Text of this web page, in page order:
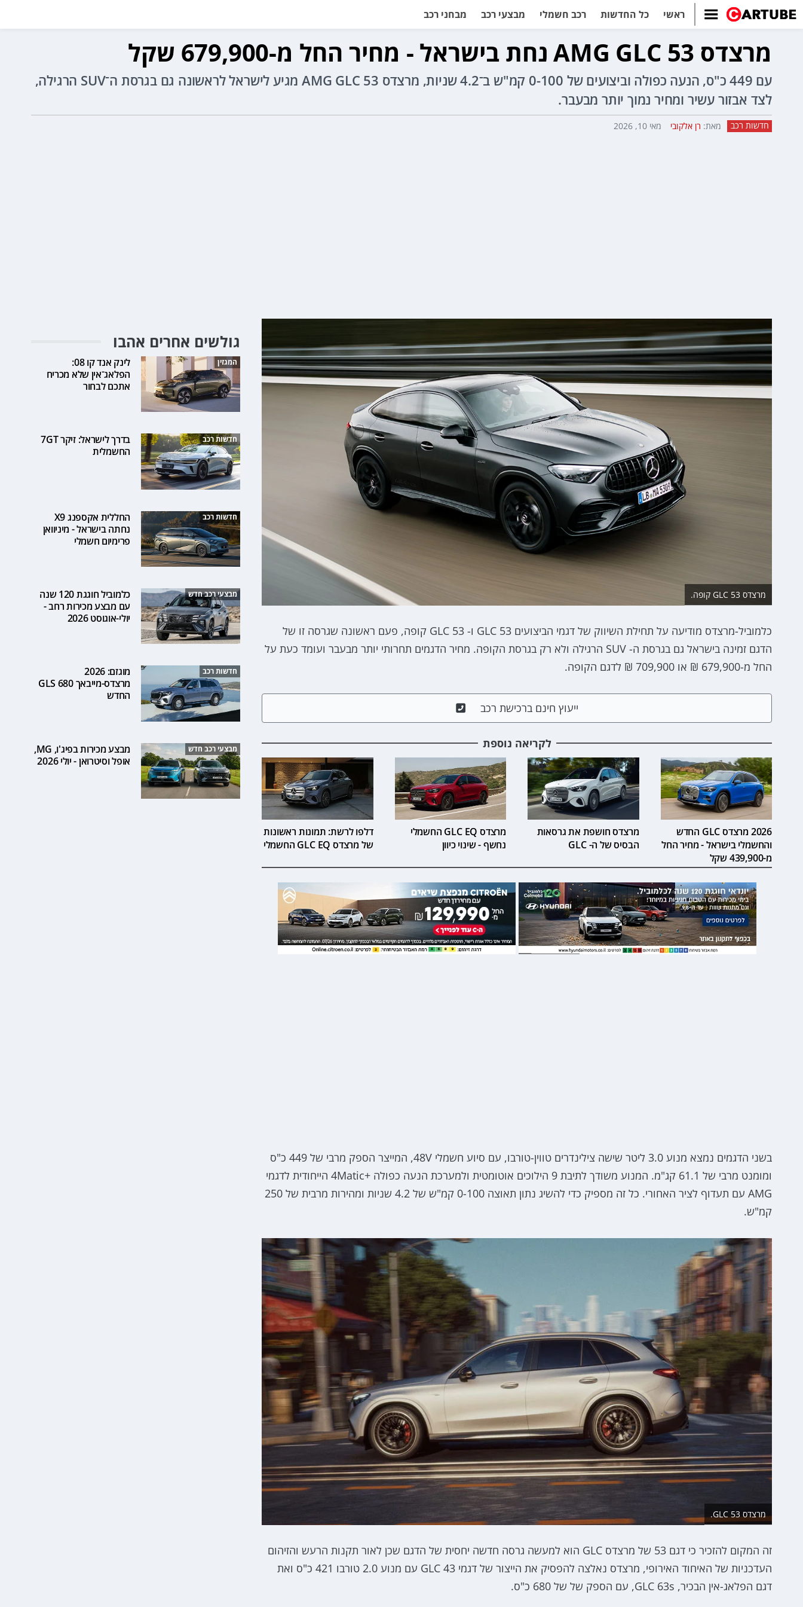
ראשי כל החדשות רכב חשמלי מבצעי רכב מבחני רכב
מרצדס AMG GLC 53 נחת בישראל - מחיר החל מ-679,900 שקל
עם 449 כ"ס, הנעה כפולה וביצועים של 0-100 קמ"ש ב־4.2 שניות, מרצדס AMG GLC 53 מגיע לישראל לראשונה גם בגרסת ה־SUV הרגילה,
לצד אבזור עשיר ומחיר נמוך יותר מבעבר.
חדשות רכב מאת: רן אלקובי מאי 10, 2026
מרצדס GLC 53 קופה.
כלמוביל-מרצדס מודיעה על תחילת השיווק של דגמי הביצועים GLC 53 ו- GLC 53 קופה, פעם ראשונה שגרסה זו של
הדגם זמינה בישראל גם בגרסת ה- SUV הרגילה ולא רק בגרסת הקופה. מחיר הדגמים תחרותי יותר מבעבר ועומד כעת על
החל מ-679,900 ₪ או 709,900 ₪ לדגם הקופה.
ייעוץ חינם ברכישת רכב
לקריאה נוספת
2026 מרצדס GLC החדש
והחשמלי בישראל - מחיר החל
מ-439,900 שקל
מרצדס חושפת את גרסאות
הבסיס של ה- GLC
מרצדס GLC EQ החשמלי
נחשף - שינוי כיוון
דלפו לרשת: תמונות ראשונות
של מרצדס GLC EQ החשמלי
בשני הדגמים נמצא מנוע 3.0 ליטר שישה צילינדרים טווין-טורבו, עם סיוע חשמלי 48V, המייצר הספק מרבי של 449 כ"ס
ומומנט מרבי של 61.1 קג"מ. המנוע משודך לתיבת 9 הילוכים אוטומטית ולמערכת הנעה כפולה +4Matic הייחודית לדגמי
AMG עם תעדוף לציר האחורי. כל זה מספיק כדי להשיג נתון תאוצה 0-100 קמ"ש של 4.2 שניות ומהירות מרבית של 250
קמ"ש.
מרצדס GLC 53.
זה המקום להזכיר כי דגם 53 של מרצדס GLC הוא למעשה גרסה חדשה יחסית של הדגם שכן לאור תקנות הרעש והזיהום
העדכניות של האיחוד האירופי, מרצדס נאלצה להפסיק את הייצור של דגמי GLC 43 עם מנוע 2.0 טורבו 421 כ"ס ואת
דגם הפלאג-אין הבכיר, GLC 63s, עם הספק של של 680 כ"ס.
גולשים אחרים אהבו
המגזין
לינק אנד קו 08:
הפלאג־אין שלא מכריח
אתכם לבחור
חדשות רכב
בדרך לישראל: זיקר 7GT
החשמלית
חדשות רכב
החללית אקספנג X9
נחתה בישראל - מיניוואן
פרימיום חשמלי
מבצעי רכב חדש
כלמוביל חוגגת 120 שנה
עם מבצע מכירות רחב -
יולי-אוגוסט 2026
חדשות רכב
מוגזם: 2026
מרצדס-מייבאך GLS 680
החדש
מבצעי רכב חדש
מבצע מכירות בפיג'ו, MG,
אופל וסיטרואן - יולי 2026